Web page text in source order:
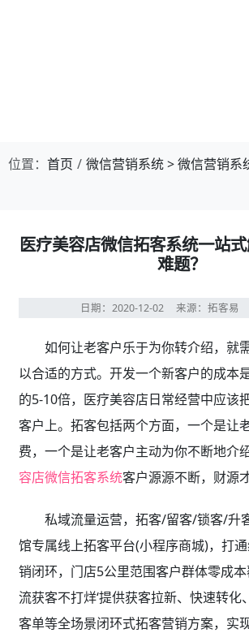
位置： 首页 微信营销系统>微信营销系
医疗美容店微信拓客系统一站
难题？
日期：2020-12-02 来源：拓客易
如何让老客户乐于为你转介绍，就
以合适的方式。开发一个新客户的成本
的5-10倍，医疗美容店日常经营中应该
客户上。拓客包括两个方面，一个是让
费，一个是让老客户主动为你不断地介
容店微信拓客系统客户源源不断，财源
私域流量运营，拓客/留客/锁客/升
馆专属线上拓客平台(小程序商城)，打
销闭环，门店5公里范围客户群体零成
流获客不打烊‘提供获客拉新、快速转化
客单等全场景闭环式拓客营销方案，实